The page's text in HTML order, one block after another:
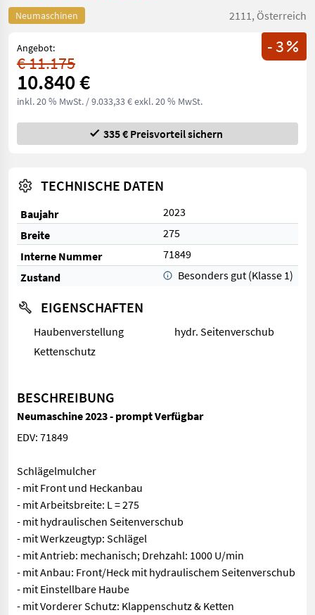
Neumaschinen 2111, Österreich
- 3
Angebot:
€ 11.175
10.840 €
inkl. 20 % MwSt. / 9.033,33 € exkl. 20 % MwSt.
335 € Preisvorteil sichern
TECHNISCHE DATEN
Baujahr
2023
Breite
275
Interne Nummer
71849
Zustand
Besonders gut (Klasse 1)
EIGENSCHAFTEN
Haubenverstellung
hydr. Seitenverschub
Kettenschutz
BESCHREIBUNG
Neumaschine 2023 - prompt Verfügbar
EDV: 71849
Schlägelmulcher
- mit Front und Heckanbau
- mit Arbeitsbreite: L = 275
- mit hydraulischen Seitenverschub
- mit Werkzeugtyp: Schlägel
- mit Antrieb: mechanisch; Drehzahl: 1000 U/min
- mit Anbau: Front/Heck mit hydraulischem Seitenverschub
- mit Einstellbare Haube
- mit Vorderer Schutz: Klappenschutz & Ketten